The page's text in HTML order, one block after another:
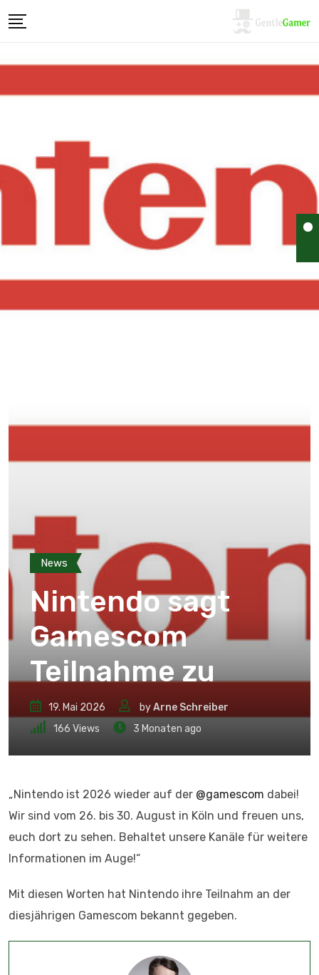
News
Nintendo sagt
Gamescom
Teilnahme zu
19. Mai 2026 byArne Schreiber
166 Views 3 Monaten ago
„Nintendo ist 2026 wieder auf der @gamescom dabei!
Wir sind vom 26. bis 30. August in Köln und freuen uns,
euch dort zu sehen. Behaltet unsere Kanäle für weitere
Informationen im Auge!“
Mit diesen Worten hat Nintendo ihre Teilnahm an der
diesjährigen Gamescom bekannt gegeben.